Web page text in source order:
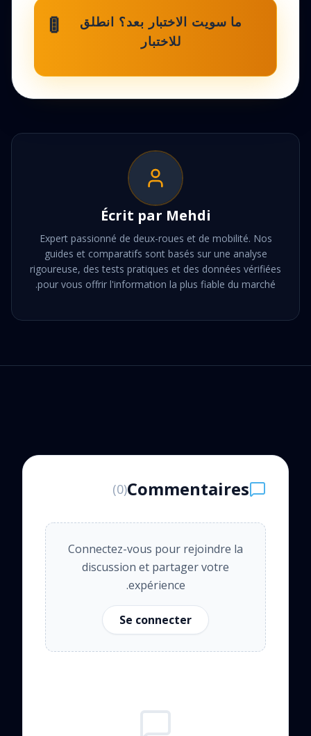
ما سويت الاختبار بعد؟ انطلق
للاختبار
🚦
Écrit par Mehdi
Expert passionné de deux-roues et de mobilité. Nos
guides et comparatifs sont basés sur une analyse
rigoureuse, des tests pratiques et des données vérifiées
pour vous offrir l'information la plus fiable du marché.
Commentaires
(
0
)
Connectez-vous pour rejoindre la
discussion et partager votre
expérience.
Se connecter